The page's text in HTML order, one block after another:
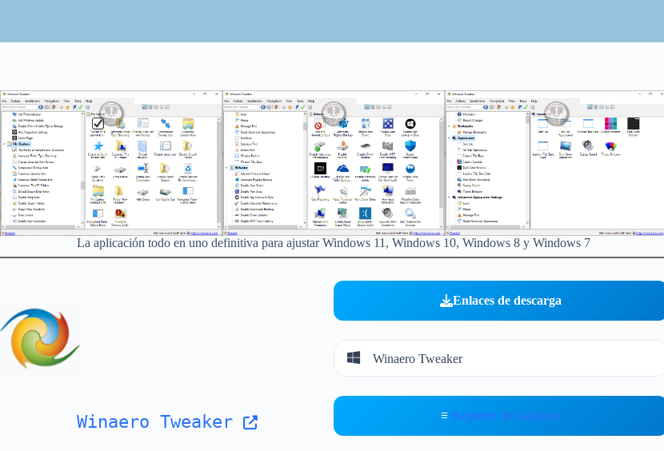
La aplicación todo en uno definitiva para ajustar Windows 11, Windows 10, Windows 8 y Windows 7
Winaero Tweaker
Enlaces de descarga
Winaero Tweaker
≡ Registro de cambios